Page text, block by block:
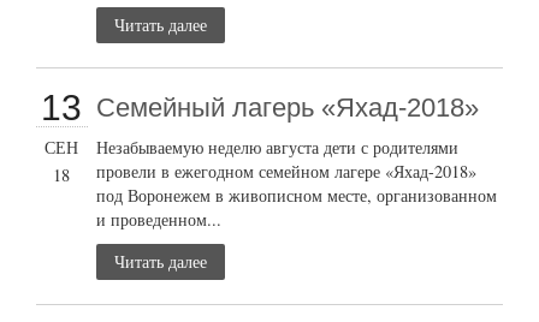
Читать далее
13
СЕН
18
Семейный лагерь «Яхад-2018»
Незабываемую неделю августа дети с родителями
провели в ежегодном семейном лагере «Яхад-2018»
под Воронежем в живописном месте, организованном
и проведенном...
Читать далее